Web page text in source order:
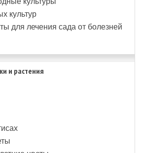
культур
для лечения сада от болезней
и растения